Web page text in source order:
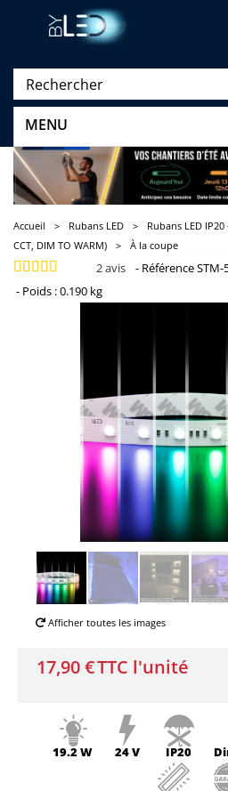
MENU
Accueil > Rubans LED > Rubans LED
CCT, DIM TO WARM)
> À la coupe
2avis - RéférenceSTM-
- Poids :0.190 kg
Afficher toutes les images
17,90 €TTC l'unité
19.2 W 24 V IP20